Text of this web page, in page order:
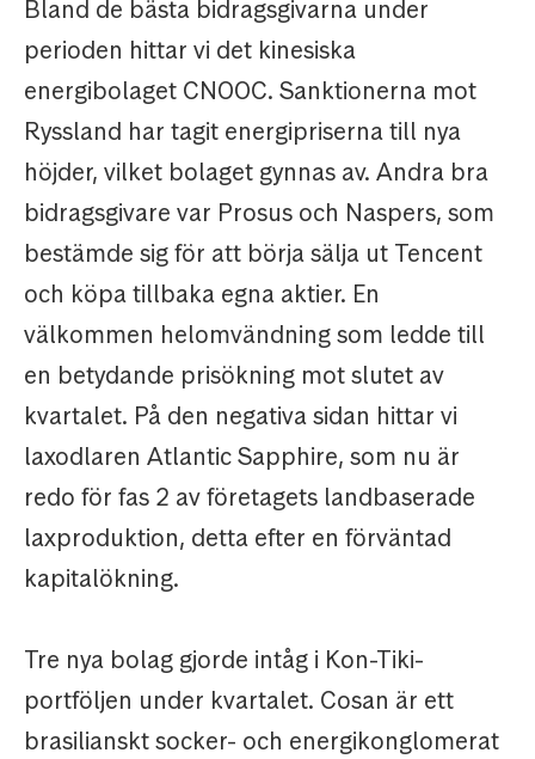
Bland de bästa bidragsgivarna under
perioden hittar vi det kinesiska
energibolaget CNOOC. Sanktionerna mot
Ryssland har tagit energipriserna till nya
höjder, vilket bolaget gynnas av. Andra bra
bidragsgivare var Prosus och Naspers, som
bestämde sig för att börja sälja ut Tencent
och köpa tillbaka egna aktier. En
välkommen helomvändning som ledde till
en betydande prisökning mot slutet av
kvartalet. På den negativa sidan hittar vi
laxodlaren Atlantic Sapphire, som nu är
redo för fas 2 av företagets landbaserade
laxproduktion, detta efter en förväntad
kapitalökning.
Tre nya bolag gjorde intåg i Kon-Tiki-
portföljen under kvartalet. Cosan är ett
brasilianskt socker- och energikonglomerat